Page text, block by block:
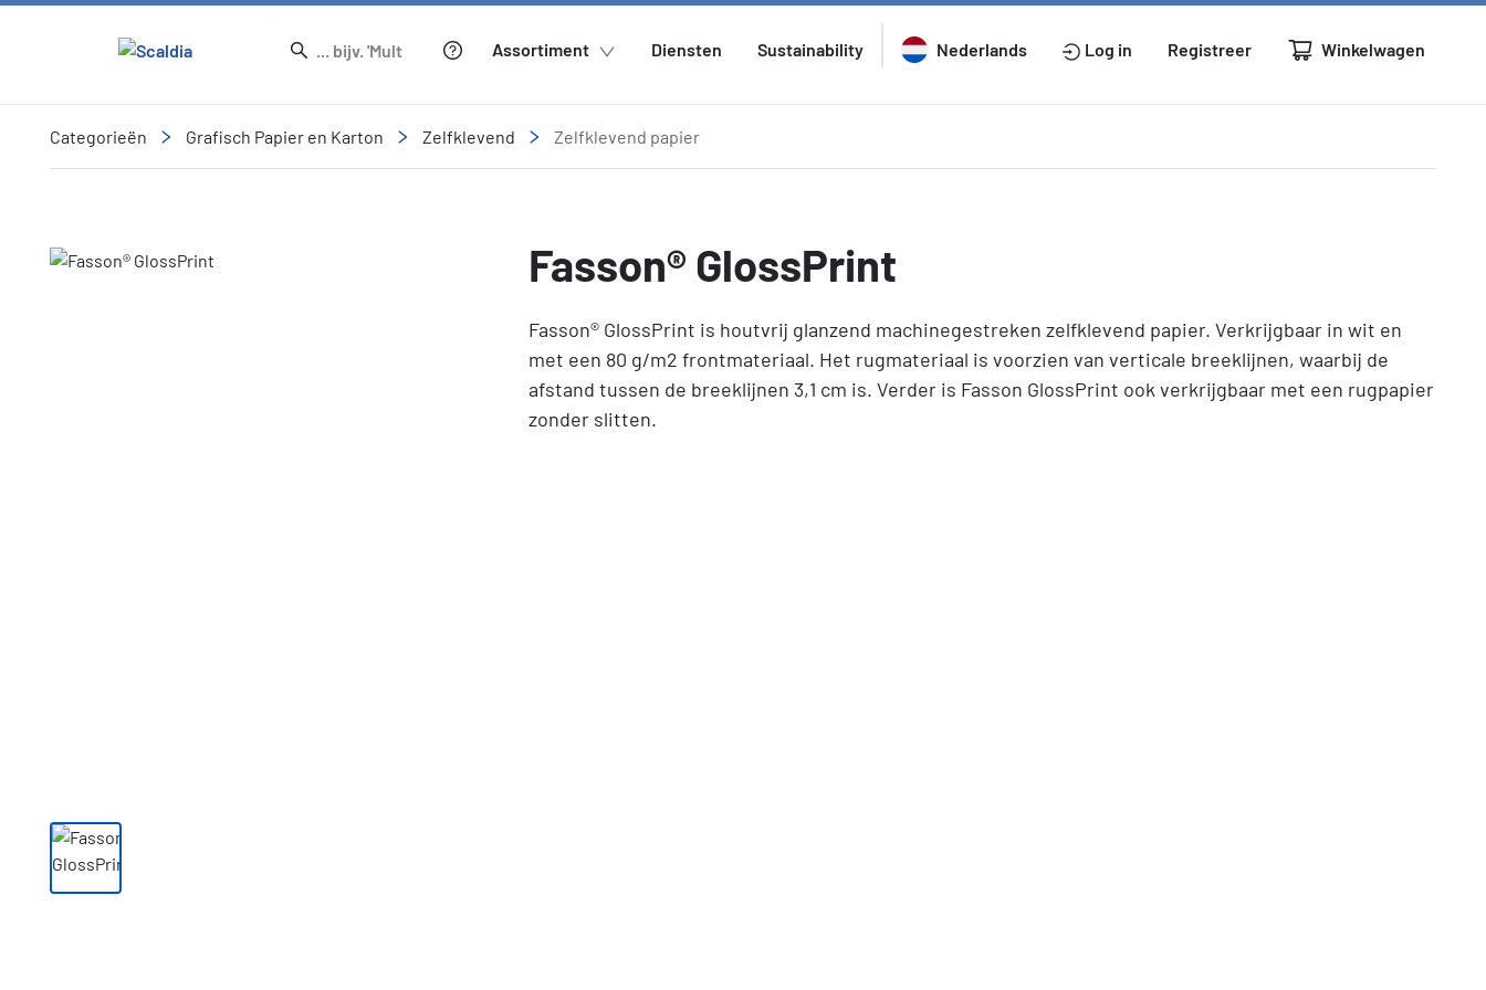
Assortiment Diensten Sustainability Nederlands Log in Registreer Winkelwagen
Categorieën Grafisch Papier en Karton Zelfklevend Zelfklevend papier
Slide 1 of 1 Fasson® GlossPrint
Fasson® GlossPrint is houtvrij glanzend machinegestreken zelfklevend papier. Verkrijgbaar in wit en
met een 80 g/m2 frontmateriaal. Het rugmateriaal is voorzien van verticale breeklijnen, waarbij de
afstand tussen de breeklijnen 3,1 cm is. Verder is Fasson GlossPrint ook verkrijgbaar met een rugpapier
zonder slitten.